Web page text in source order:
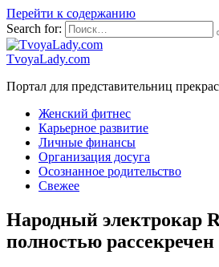
Перейти к содержанию
Search for:
TvoyaLady.com
Портал для представительниц
Женский фитнес
Карьерное развитие
Личные финансы
Организация досуга
Осознанное родительство
Свежее
Народный электрокар
полностью рассекречен